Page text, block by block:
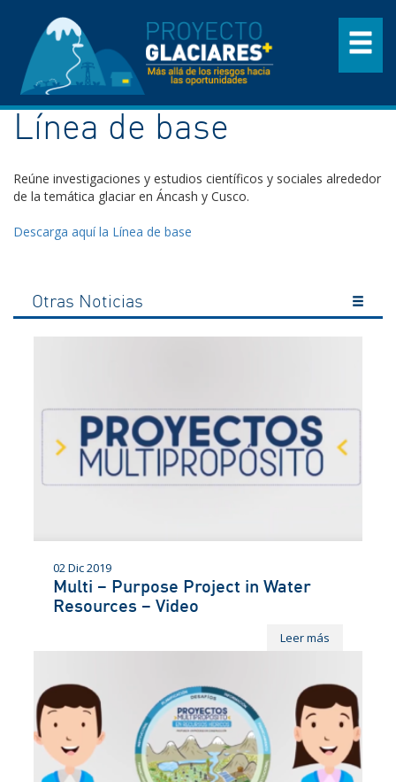
Línea de base
Reúne investigaciones y estudios científicos y sociales alrededor
de la temática glaciar en Áncash y Cusco.
Descarga aquí la Línea de base
Otras Noticias
02 Dic 2019
Multi – Purpose Project in Water
Resources – Video
Leer más